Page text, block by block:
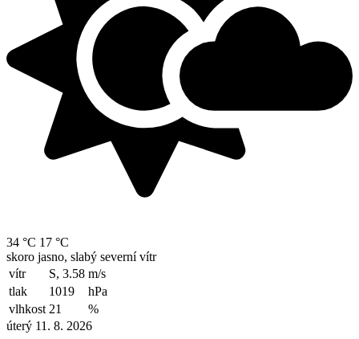
34 °C 17 °C
skoro jasno, slabý severní vítr
vítr
S, 3.58 m/s
tlak
1019
hPa
vlhkost 21
%
úterý 11. 8. 2026